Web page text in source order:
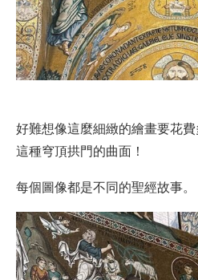
好難想像這麼細緻的繪畫要花
這種穹頂拱門的曲面！
每個圖像都是不同的聖經故事。